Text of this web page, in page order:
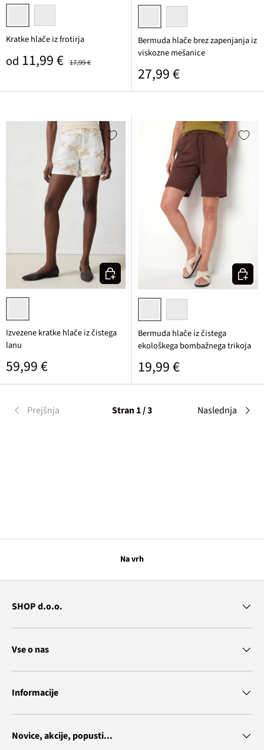
fuksija dimno modra
Kratke hlače iz frotirja
Prodajna cena
od 11,99 € 17,99 €
svetlo peščena
črna
Bermuda hlače brez zapenjanja iz
viskozne mešanice
Običajna cena
27,99 €
bela/svetlo peščena pisana
Izvezene kratke hlače iz čistega
lanu
Običajna cena
59,99 €
Izberi varianto
rjava bisernata
Bermuda hlače iz čistega
ekološkega bombažnega trikoja
Običajna cena
19,99 €
Izberi
Prejšnja Stran 1 / 3 Naslednja
Na vrh
SHOP d.o.o.
Vse o nas
Informacije
Novice, akcije, popusti...